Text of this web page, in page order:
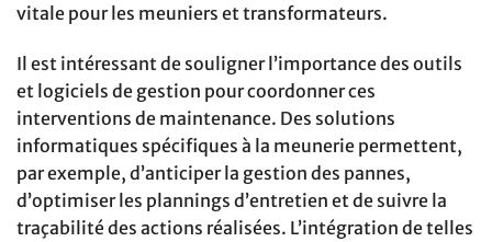
vitale pour les meuniers et transformateurs.
Il est intéressant de souligner l’importance des outils
et logiciels de gestion pour coordonner ces
interventions de maintenance. Des solutions
informatiques spécifiques à la meunerie permettent,
par exemple, d’anticiper la gestion des pannes,
d’optimiser les plannings d’entretien et de suivre la
traçabilité des actions réalisées. L’intégration de telles